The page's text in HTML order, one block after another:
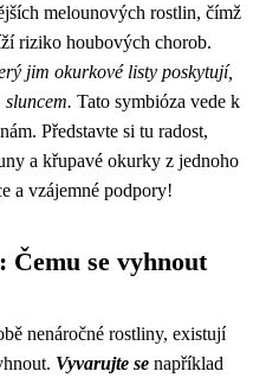
melounových rostlin, čímž
riziko houbových chorob.
jim okurkové listy poskytují,
Tato symbióza vede k
Představte si tu radost,
a křupavé okurky z jednoho
a vzájemné podpory!
Čemu se vyhnout
nenáročné rostliny, existují
Vyvarujte se například